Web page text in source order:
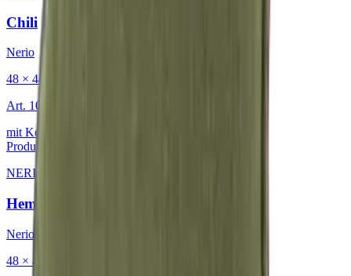
Chili
Nerio
48 × 48 cm
Art. 101.818
mit Keder
Produkt ansehen
NERIO · Oceana
Hemp
Nerio
48 × 48 cm